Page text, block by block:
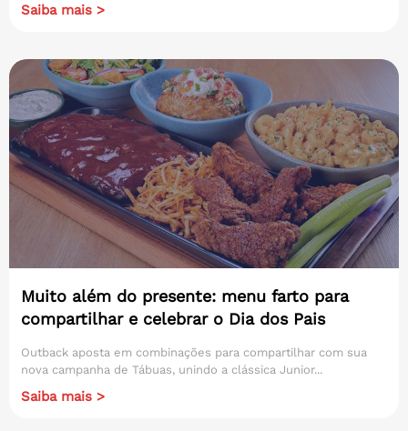
Saiba mais >
Muito além do presente: menu farto para
compartilhar e celebrar o Dia dos Pais
Outback aposta em combinações para compartilhar com sua
nova campanha de Tábuas, unindo a clássica Junior...
Saiba mais >